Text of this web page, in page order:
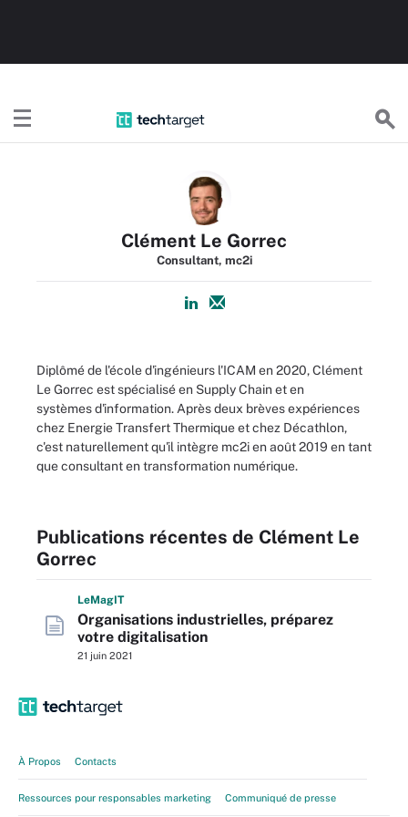
Clément Le Gorrec
Consultant, mc2i
Diplômé de l'école d'ingénieurs l'ICAM en 2020, Clément
Le Gorrec est spécialisé en Supply Chain et en
systèmes d'information. Après deux brèves expériences
chez Energie Transfert Thermique et chez Décathlon,
c'est naturellement qu'il intègre mc2ien août 2019 en tant
que consultant en transformation numérique.
Publications récentes de Clément Le
Gorrec
LeMagIT
Organisations industrielles, préparez
votre digitalisation
21 juin 2021
À Propos Contacts
Ressources pour responsables marketing Communiqué de presse